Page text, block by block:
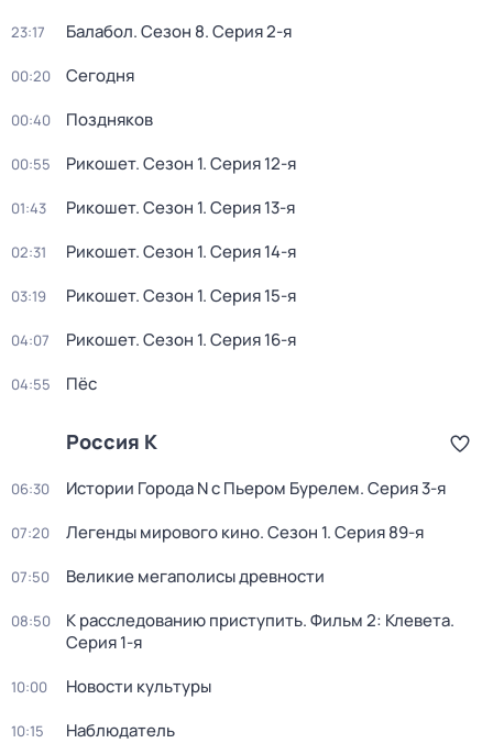
23:17 Балабол. Сезон 8. Серия 2-я
00:20 Сегодня
00:40 Поздняков
00:55 Рикошет. Сезон 1. Серия 12-я
01:43 Рикошет. Сезон 1. Серия 13-я
02:31 Рикошет. Сезон 1. Серия 14-я
03:19 Рикошет. Сезон 1. Серия 15-я
04:07 Рикошет. Сезон 1. Серия 16-я
04:55 Пёс
Россия К
06:30 Истории Города N с Пьером Бурелем. Серия 3-я
07:20 Легенды мирового кино. Сезон 1. Серия 89-я
07:50 Великие мегаполисы древности
08:50 К расследованию приступить. Фильм 2: Клевета.
Серия 1-я
10:00 Новости культуры
10:15 Наблюдатель